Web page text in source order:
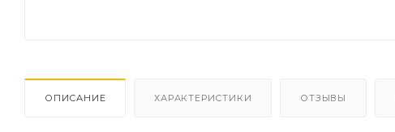
ОПИСАНИЕ ХАРАКТЕРИСТИКИ ОТЗЫВЫ